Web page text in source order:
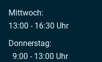
Mittwoch:
13:00 - 16:30 Uhr
Donnerstag:
9:00 - 13:00 Uhr